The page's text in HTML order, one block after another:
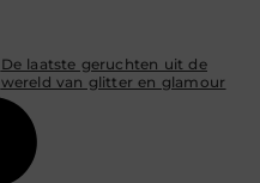
De laatste geruchten uit de
wereld van glitter en glamour